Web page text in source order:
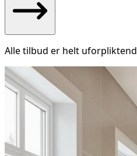
Alle tilbud er helt